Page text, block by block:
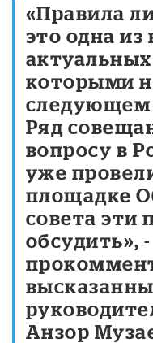
«Правила
это одна из
которыми
следующем
Ряд
вопросу в
уже
площадке
совета эти
обсудить», -
Анзор